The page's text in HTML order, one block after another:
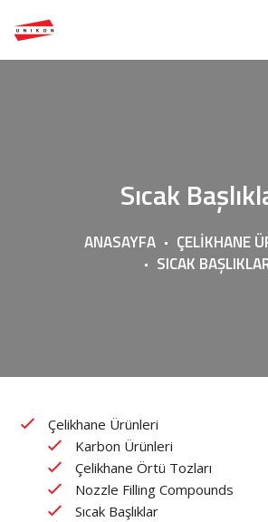
Sıcak
ANASAYFA
ÇELIKHANE
SICAK
Çelikhane Ürünleri
Karbon Ürünleri
Çelikhane Örtü Tozları
Nozzle Filling Compounds
Sıcak Başlıklar